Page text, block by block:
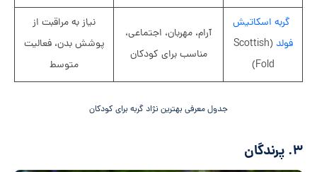
گربه اسکاتیش
فولد (Scottish
Fold)
آرام، مهربان، اجتماعی،
مناسب برای کودکان
نیاز به مراقبت از
پوشش بدن، فعالیت
متوسط
جدول معرفی بهترین نژاد گربه برای کودکان
۳. پرندگان